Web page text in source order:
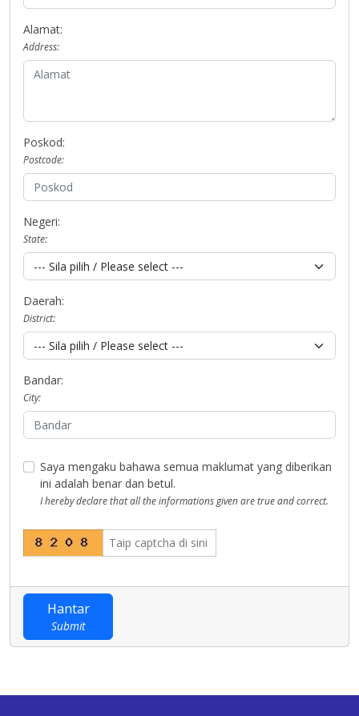
Alamat:
Address:
Poskod:
Postcode:
Negeri:
State:
Daerah:
District:
Bandar:
City:
Saya mengaku bahawa semua maklumat yang diberikan
ini adalah benar dan betul.
I hereby declare that all the informations given are true and correct.
Hantar
Submit